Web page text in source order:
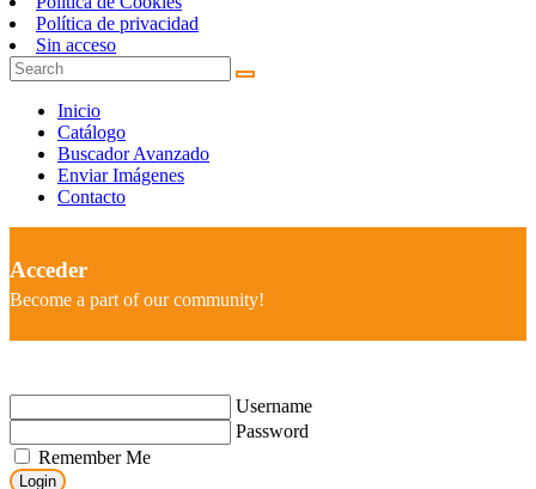
Política de privacidad
Sin acceso
Inicio
Catálogo
Buscador Avanzado
Enviar Imágenes
Contacto
Acceder
Become a part of our community!
Username
Password
Remember Me
Login